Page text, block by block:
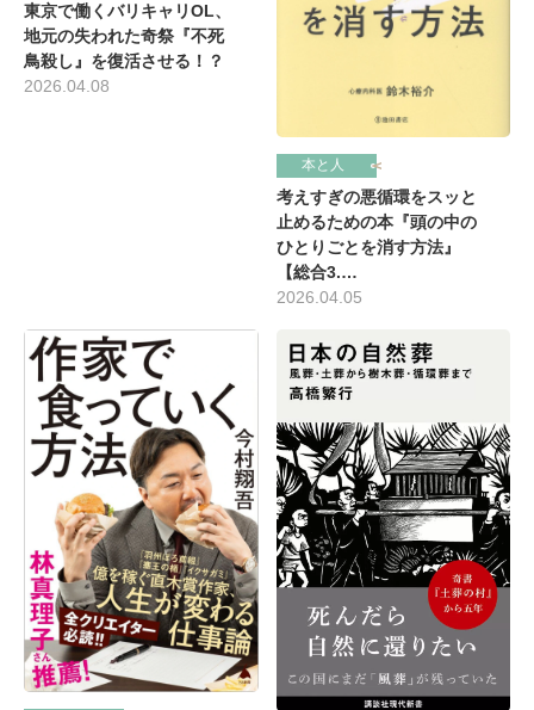
東京で働くバリキャリOL、
地元の失われた奇祭『不死
鳥殺し』を復活させる！？
2026.04.08
本と人
考えすぎの悪循環をスッと
止めるための本『頭の中の
ひとりごとを消す方法』
【総合3.…
2026.04.05